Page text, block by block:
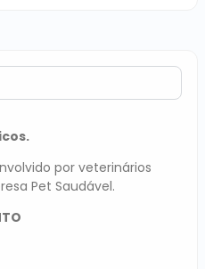
por veterinários
Pet Saudável.